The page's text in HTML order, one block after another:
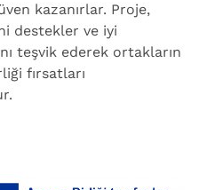
kazanırlar. Proje,
destekler ve iyi
teşvik ederek ortakların
fırsatları